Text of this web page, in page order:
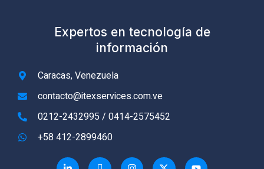
Expertos en tecnología de
información
Caracas, Venezuela
contacto@itexservices.com.ve
0212-2432995 / 0414-2575452
+58 412-2899460